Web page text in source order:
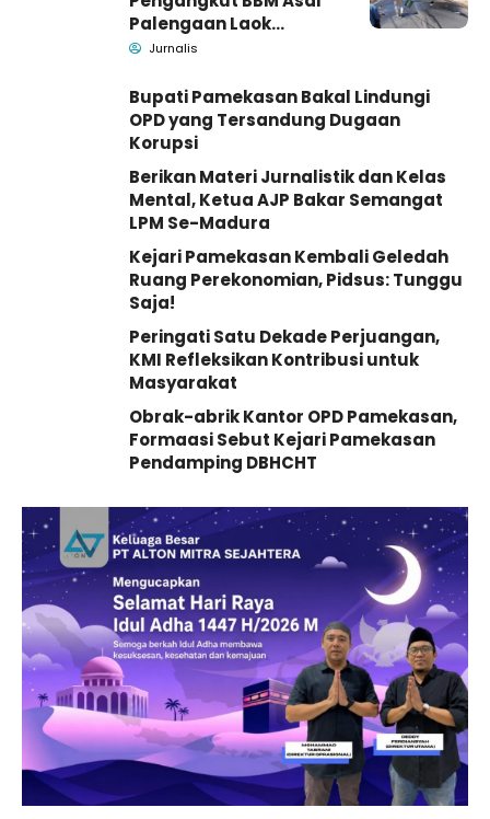
Palengaan Laok
Pamekasan Meninggal
Jurnalis
Bupati Pamekasan Bakal Lindungi
OPD yang Tersandung Dugaan
Korupsi
Berikan Materi Jurnalistik dan Kelas
Mental, Ketua AJP Bakar Semangat
LPM Se-Madura
Kejari Pamekasan Kembali Geledah
Ruang Perekonomian, Pidsus: Tunggu
Saja!
Peringati Satu Dekade Perjuangan,
KMI Refleksikan Kontribusi untuk
Masyarakat
Obrak-abrik Kantor OPD Pamekasan,
Formaasi Sebut Kejari Pamekasan
Pendamping DBHCHT